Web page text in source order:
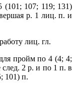
107; 119; 131)
р. 1 лиц. п. и
лиц. гл.
пройм по 4 (4; 4;
след. 2 р. и по 1 п. в
101) п.